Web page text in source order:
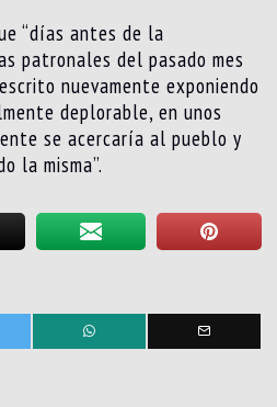
“días antes de la
patronales del pasado mes
nuevamente exponiendo
deplorable, en unos
se acercaría al pueblo y
la misma”.